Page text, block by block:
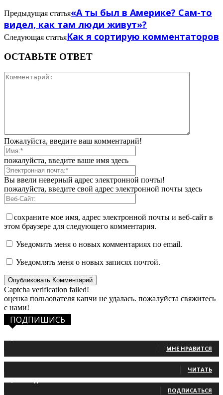
Предыдущая статья«А ты был в Америке? Сам-то
видел, как там люди живут»?
Следующая статьяКак я сортирую комментаторов
ОСТАВЬТЕ ОТВЕТ
Пожалуйста, введите ваш комментарий!
пожалуйста, введите ваше имя здесь
Вы ввели неверный адрес электронной почты!
пожалуйста, введите свой адрес электронной почты здесь
сохраните мое имя, адрес электронной почты и веб-сайт в
этом браузере для следующего комментария.
Уведомить меня о новых комментариях по email.
Уведомлять меня о новых записях почтой.
Captcha verification failed!
оценка пользователя капчи не удалась. пожалуйста свяжитесь
с нами!
ПОДПИШИСЬ
МНЕ НРАВИТСЯ
ЧИТАТЬ
ПОДПИСАТЬСЯ